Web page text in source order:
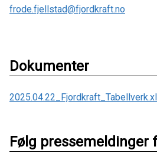
frode.fjellstad@fjordkraft.no
Dokumenter
Følg pressemeldinger